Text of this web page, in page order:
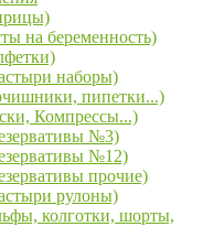
на беременность)
наборы)
пипетки...)
Компрессы...)
№3)
№12)
прочие)
рулоны)
колготки, шорты,